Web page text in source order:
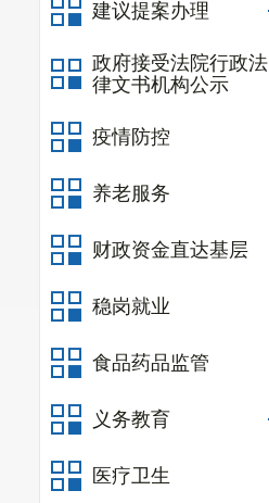
建议提案办理
政府接受法院行政法
律文书机构公示
疫情防控
养老服务
财政资金直达基层
稳岗就业
食品药品监管
义务教育
医疗卫生